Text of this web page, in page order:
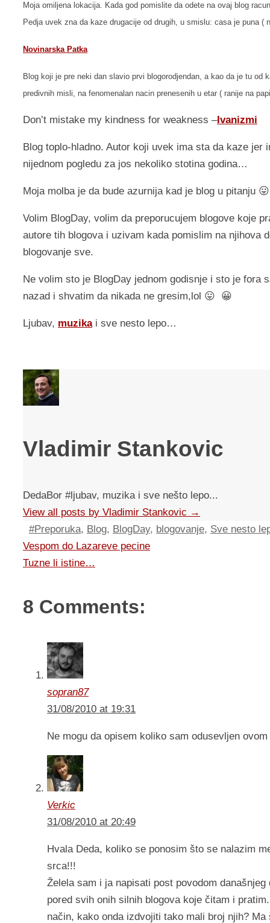
Moja omiljena lokacija. Kada god pomislite da odete na ovaj blog
Pedja uvek zna da kaze drugacije od drugih, u smislu: casa je puna
Novinarska Patka
Blog koji je pre neki dan slavio prvi blogorodjendan, a kao da je tu
predivnih misli, na fenomenalan nacin prenesenih u etar ( ranije na
Don’t mistake my kindness for weakness –Ivanizmi
Blog toplo-hladno. Autor koji uvek ima sta da kaze
nijednom pogledu za jos nekoliko stotina godina…
Moja molba je da bude azurnija kad je blog u pitanju 😛
Volim BlogDay, volim da preporucujem blogove koje
autore tih blogova i uzivam kada pomislim na njihova
blogovanje sve.
Ne volim sto je BlogDay jednom godisnje i sto je fora
nazad i shvatim da nikada ne gresim,lol 😛 😀
Ljubav, muzikai sve nesto lepo…
Vladimir Stankovic
DedaBor #ljubav, muzika i sve nešto lepo...
View all posts by Vladimir Stankovic →
#Preporuka, Blog, BlogDay, blogovanje, Sve nesto
Vespom do Lazareve pecine
Tuzne li istine…
8 Comments:
sopran87
31/08/2010 at 19:31
Ne mogu da opisem koliko sam odusevljen
Verkic
31/08/2010 at 20:49
Hvala Deda, koliko se ponosim što se nalazim
srca!!!
Želela sam i ja napisati post povodom
pored svih onih silnih blogova koje čitam i
način, kako onda izdvojiti tako mali broj njih?